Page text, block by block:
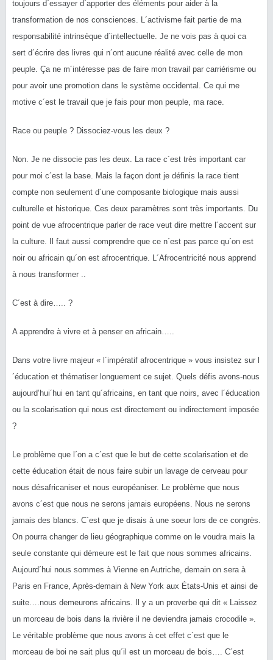
toujours d´essayer d´apporter des éléments pour aider à la
transformation de nos consciences. L´activisme fait partie de ma
responsabilité intrinsèque d´intellectuelle. Je ne vois pas à quoi ca
sert d´écrire des livres qui n´ont aucune réalité avec celle de mon
peuple. Ça ne m´intéresse pas de faire mon travail par carriérisme ou
pour avoir une promotion dans le système occidental. Ce qui me
motive c´est le travail que je fais pour mon peuple, ma race.
Race ou peuple ? Dissociez-vous les deux ?
Non. Je ne dissocie pas les deux. La race c´est très important car
pour moi c´est la base. Mais la façon dont je définis la race tient
compte non seulement d´une composante biologique mais aussi
culturelle et historique. Ces deux paramètres sont très importants. Du
point de vue afrocentrique parler de race veut dire mettre l´accent sur
la culture. Il faut aussi comprendre que ce n´est pas parce qu´on est
noir ou africain qu´on est afrocentrique. L´Afrocentricité nous apprend
à nous transformer ..
C´est à dire….. ?
A apprendre à vivre et à penser en africain…..
Dans votre livre majeur « l´impératif afrocentrique » vous insistez sur l
´éducation et thématiser longuement ce sujet. Quels défis avons-nous
aujourd’hui´hui en tant qu´africains, en tant que noirs, avec l´éducation
ou la scolarisation qui nous est directement ou indirectement imposée
?
Le problème que l´on a c´est que le but de cette scolarisation et de
cette éducation était de nous faire subir un lavage de cerveau pour
nous désafricaniser et nous européaniser. Le problème que nous
avons c´est que nous ne serons jamais européens. Nous ne serons
jamais des blancs. C´est que je disais à une soeur lors de ce congrès.
On pourra changer de lieu géographique comme on le voudra mais la
seule constante qui démeure est le fait que nous sommes africains.
Aujourd´hui nous sommes à Vienne en Autriche, demain on sera à
Paris en France, Après-demain à New York aux États-Unis et ainsi de
suite….nous demeurons africains. Il y a un proverbe qui dit « Laissez
un morceau de bois dans la rivière il ne deviendra jamais crocodile ».
Le véritable problème que nous avons à cet effet c´est que le
morceau de boi ne sait plus qu´il est un morceau de bois…. C´est